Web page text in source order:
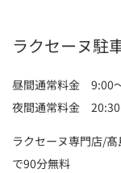
ラクセーヌ駐
昼間通常料金 9:00
夜間通常料金
ラクセーヌ専門店/
で90分無料